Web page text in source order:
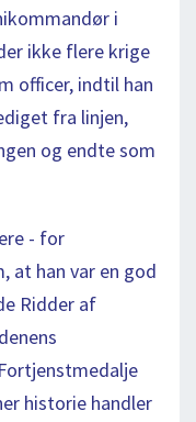
i
ikke flere krige
officer, indtil han
fra linjen,
og endte som
- for
at han var en god
Ridder af
historie handler